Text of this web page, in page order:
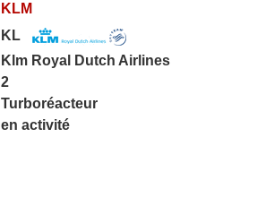
KLM
KL
Klm Royal Dutch Airlines
2
Turboréacteur
en activité